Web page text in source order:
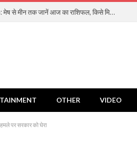
Aaj Ka Rashifal 8 August 2026: मेष से मीन तक जानें आज का राशिफल, किसे मिलेगा धन लाभ और किसे रहना होगा सतर्क
OTHER VIDEO
पर सरकार को घेरा